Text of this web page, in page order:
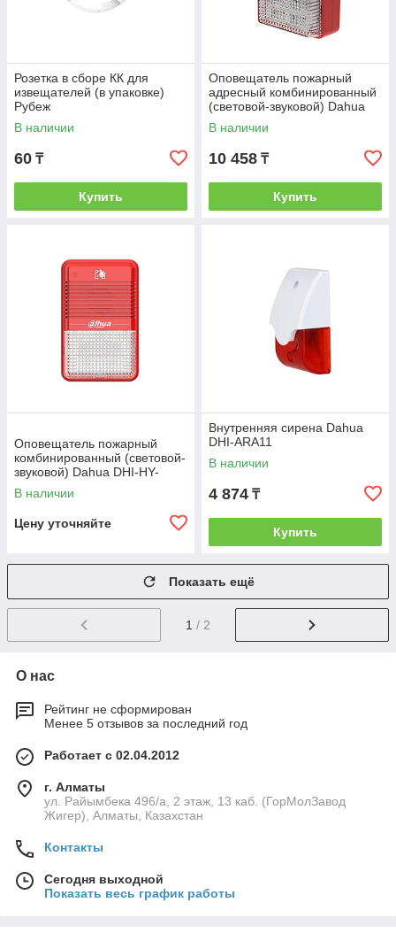
Розетка в сборе КК для
извещателей (в упаковке)
Рубеж
В наличии
60 ₸
Купить
Оповещатель пожарный
адресный комбинированный
(световой-звуковой) Dahua
DHI-HY-1500
В наличии
10 458 ₸
Купить
Оповещатель пожарный
комбинированный (световой-
звуковой) Dahua DHI-HY-
C151
В наличии
Цену уточняйте
Внутренняя сирена Dahua
DHI-ARA11
В наличии
4 874 ₸
Купить
Показать ещё
1 / 2
О нас
Рейтинг не сформирован
Менее 5 отзывов за последний год
Работает с 02.04.2012
г. Алматы
ул. Райымбека 496/а, 2 этаж, 13 каб. (ГорМолЗавод
Жигер), Алматы, Казахстан
Контакты
Сегодня выходной
Показать весь график работы